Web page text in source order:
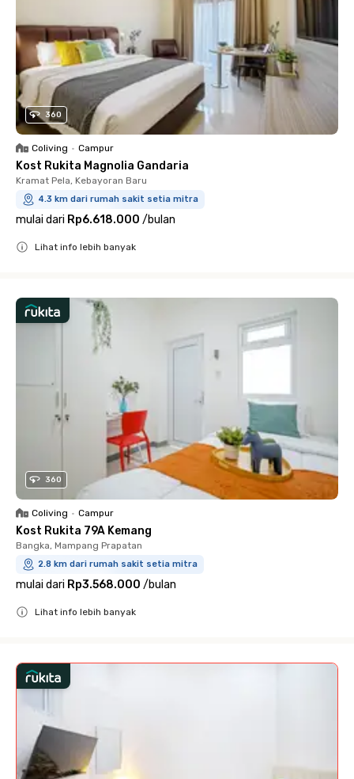
360
Coliving • Campur
Kost Rukita Magnolia Gandaria
Kramat Pela, Kebayoran Baru
4.3 km dari rumah sakit setia mitra
mulai dari Rp6.618.000 /bulan
Lihat info lebih banyak
360
Coliving • Campur
Kost Rukita 79A Kemang
Bangka, Mampang Prapatan
2.8 km dari rumah sakit setia mitra
mulai dari Rp3.568.000 /bulan
Lihat info lebih banyak